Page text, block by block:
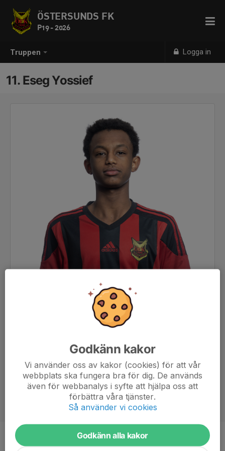
Truppen Logga in
ÖSTERSUNDS FK
P19 - 2026
11. Eseg Yossief
Position
Forward
Godkänn kakor
Vi använder oss av kakor (cookies) för att vår
webbplats ska fungera bra för dig. De används
även för webbanalys i syfte att hjälpa oss att
förbättra våra tjänster.
Så använder vi cookies
Godkänn alla kakor